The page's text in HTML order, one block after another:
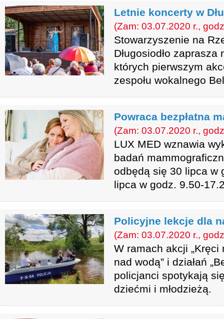
Letnie koncerty w
(Zam: 03.07.2020 r.,
Stowarzyszenie na
Długosiodło
których pierwszym
zespołu wokalnego
Powraca bezpłatna
(Zam: 03.07.2020 r.,
LUX MED wznawia
badań
odbędą się 30 lipca w
lipca w godz. 9.50-
Policyjne lekcje dla
(Zam: 03.07.2020 r.,
W ramach akcji
nad wodą” i działań
policjanci spotykają
dziećmi i młodzieżą.